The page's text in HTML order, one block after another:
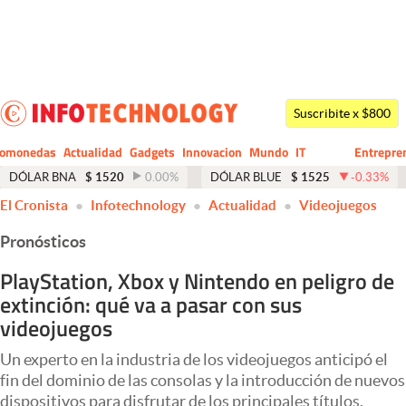
Dólar
Economía y Política
Finanzas y Mercados
Mercados Online
Negocios
Columnistas
Apertura
Suscribite x $800
Actualidad Gadgets Innovacion Mundo
CIO
IT
Business
DÓLAR BNA $ 1520 0.00% DÓLAR BLUE $ 1525 -0.33%
El Cronista Infotechnology Actualidad Videojuegos
Pronósticos
PlayStation, Xbox y Nintendo en peligro de
extinción: qué va a pasar con sus
videojuegos
Un experto en la industria de los videojuegos anticipó el
fin del dominio de las consolas y la introducción de nuevos
dispositivos para disfrutar de los principales títulos.